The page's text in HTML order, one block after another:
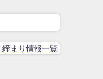
まり情報一覧